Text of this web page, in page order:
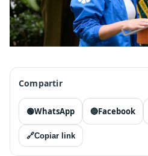
Compartir
🟢WhatsApp 🔵Facebook
🔗Copiar link